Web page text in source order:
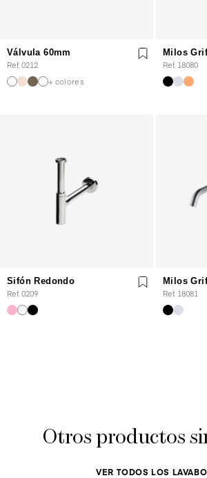
Válvula 60mm
Ref. 0212
+ colores
Milos
Ref. 18080
Sifón Redondo
Ref. 0209
Milos
Ref. 18081
Otros productos
VER TODOS LOS